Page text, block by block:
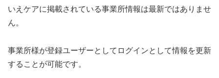
いえケアに掲載されている事業所情報は最新ではありませ
ん。
事業所様が登録ユーザーとしてログインとして情報を更新
することが可能です。